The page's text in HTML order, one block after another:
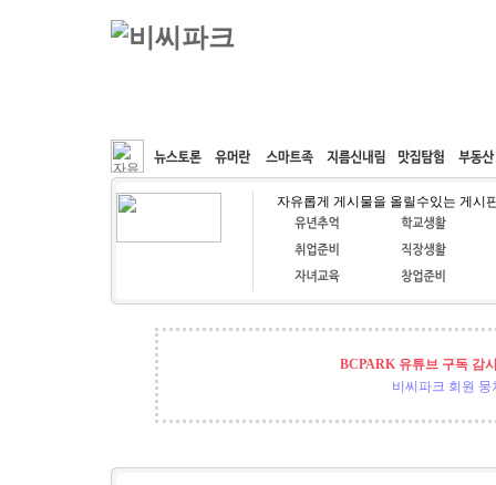
커뮤니티 속도패치 웹호스팅 공동구매
자유롭게 게시물을 올릴수있는 게시
BCPARK 유튜브 구독 감
비씨파크 회원 뭉